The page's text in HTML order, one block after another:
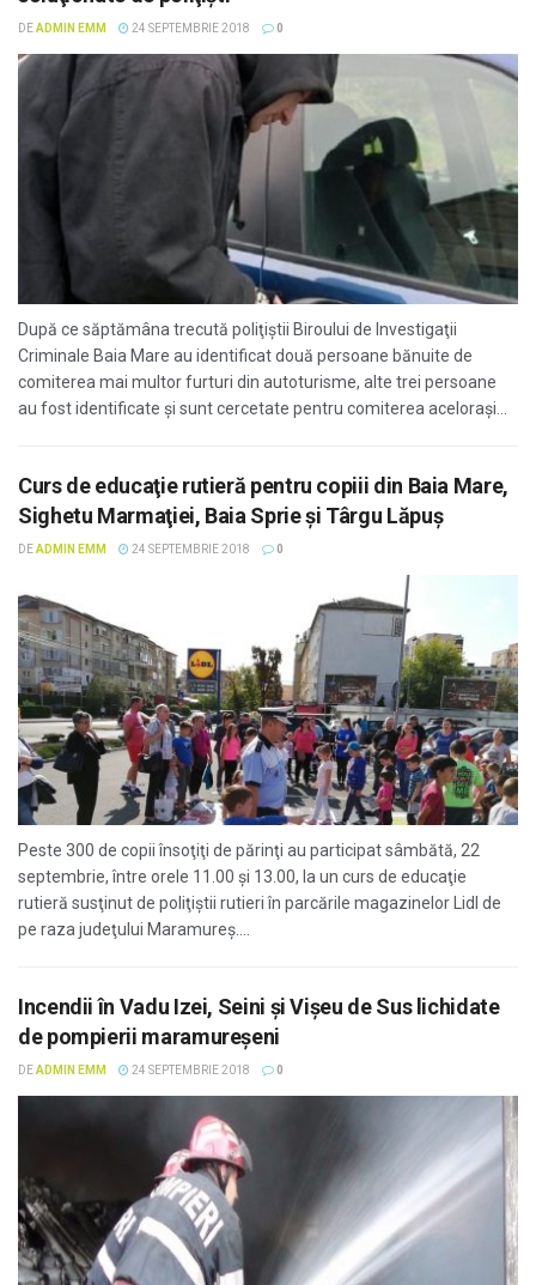
DEADMIN EMM 24 SEPTEMBRIE 2018 0
După ce săptămâna trecută poliţiştii Biroului de Investigaţii
Criminale Baia Mare au identificat două persoane bănuite de
comiterea mai multor furturi din autoturisme, alte trei persoane
au fost identificate şi sunt cercetate pentru comiterea aceloraşi...
Curs de educaţie rutieră pentru copiii din Baia Mare,
Sighetu Marmaţiei, Baia Sprie şi Târgu Lăpuş
DEADMIN EMM 24 SEPTEMBRIE 2018 0
Peste 300 de copii însoţiţi de părinţi au participat sâmbătă, 22
septembrie, între orele 11.00 şi 13.00, la un curs de educaţie
rutieră susţinut de poliţiştii rutieri în parcările magazinelor Lidl de
pe raza judeţului Maramureş....
Incendii în Vadu Izei, Seini şi Vişeu de Sus lichidate
de pompierii maramureşeni
DEADMIN EMM 24 SEPTEMBRIE 2018 0